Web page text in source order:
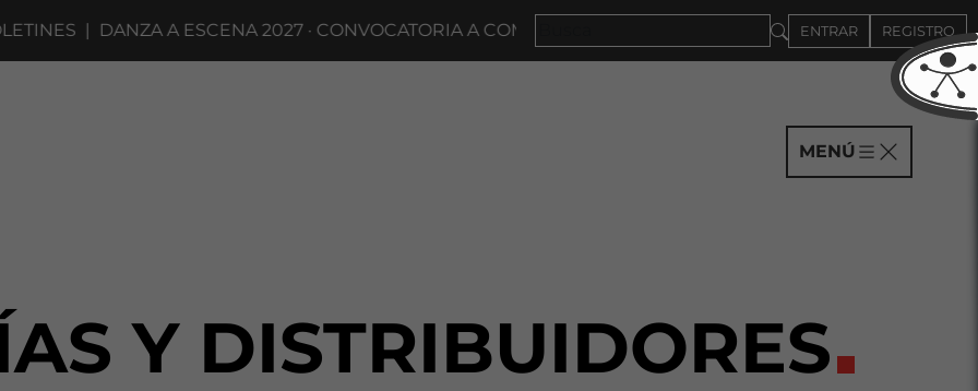
|DANZA A ESCENA 2027 · CONVOCATORIA A COMPAÑÍAS HASTA EL 4DE SEPTIEMBRE ENTRAR REGISTRO
MENÚ
Y DISTRIBUIDORES